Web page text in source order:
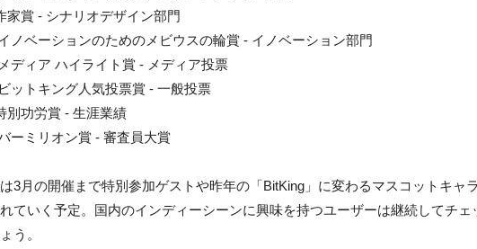
家賞 - シナリオデザイン部門
ノベーションのためのメビウスの輪賞 - イノベーション部門
ディア ハイライト賞 - メディア投票
ットキング人気投票賞 - 一般投票
別功労賞 - 生涯業績
ーミリオン賞 - 審査員大賞
3月の開催まで特別参加ゲストや昨年の「BitKing」に変わるマスコットキャ
ていく予定。国内のインディーシーンに興味を持つユーザーは継続してチェ
う。